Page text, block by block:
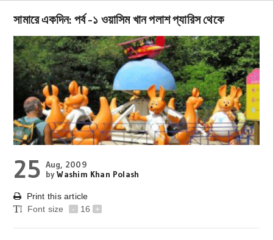
সামারে একদিন: পর্ব -১ ওয়াসিম খান পলাশ প্যারিস থেকে
25 Aug, 2009
byWashim Khan Polash
Print this article
Font size
- 16 +